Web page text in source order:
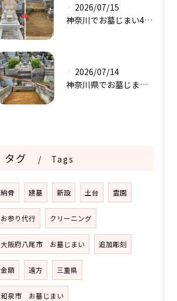
2026/07/15
神奈川でお墓じまい4件目
2026/07/14
神奈川県でお墓じまい 3件目
タグ Tags
納骨 建墓 新設 土台 霊園
お参り代行 クリーニング
大阪府八尾市 お墓じまい 追加彫刻
金額 遠方 三重県
和泉市 お墓じまい